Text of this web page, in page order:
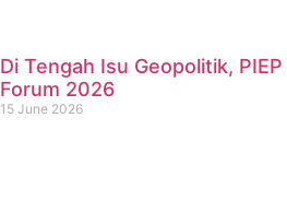
Di Tengah Isu Geopolitik,
Forum 2026
15 June 2026